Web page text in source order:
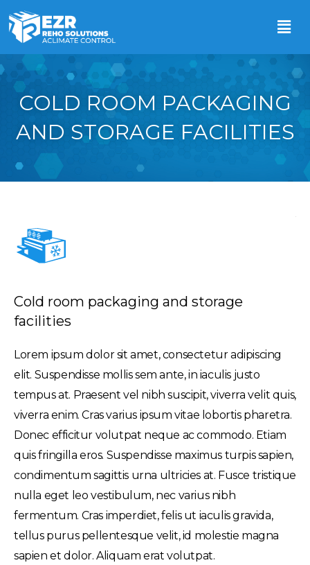
COLD ROOM PACKAGING
AND STORAGE FACILITIES
Cold room packaging and storage
facilities
Lorem ipsum dolor sit amet, consectetur adipiscing
elit. Suspendisse mollis sem ante, in iaculis justo
tempus at. Praesent vel nibh suscipit, viverra velit quis,
viverra enim. Cras varius ipsum vitae lobortis pharetra.
Donec efficitur volutpat neque ac commodo. Etiam
quis fringilla eros. Suspendisse maximus turpis sapien,
condimentum sagittis urna ultricies at. Fusce tristique
nulla eget leo vestibulum, nec varius nibh
fermentum. Cras imperdiet, felis ut iaculis gravida,
tellus purus pellentesque velit, id molestie magna
sapien et dolor. Aliquam erat volutpat.